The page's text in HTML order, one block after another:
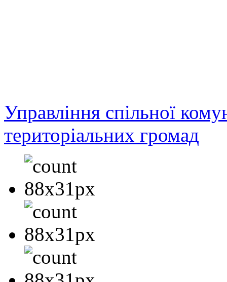
Управління спільної
територіальних громад